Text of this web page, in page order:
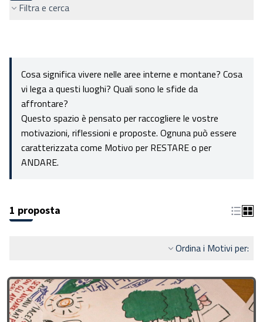
Filtra e cerca
Cosa significa vivere nelle aree interne e montane? Cosa
vi lega a questi luoghi? Quali sono le sfide da
affrontare?
Questo spazio è pensato per raccogliere le vostre
motivazioni, riflessioni e proposte. Ognuna può essere
caratterizzata come Motivo per RESTARE o per
ANDARE.
1 proposta
Ordina i Motivi per: